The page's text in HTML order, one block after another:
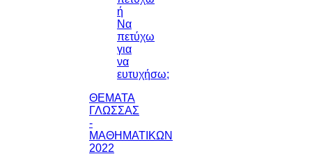
ή
Να
πετύχω
για
να
ευτυχήσω;
ΘΕΜΑΤΑ
ΓΛΩΣΣΑΣ
-
ΜΑΘΗΜΑΤΙΚΩΝ
2022